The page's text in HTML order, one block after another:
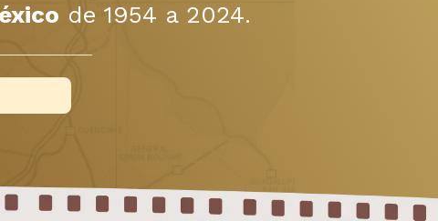
de 1954 a 2024.